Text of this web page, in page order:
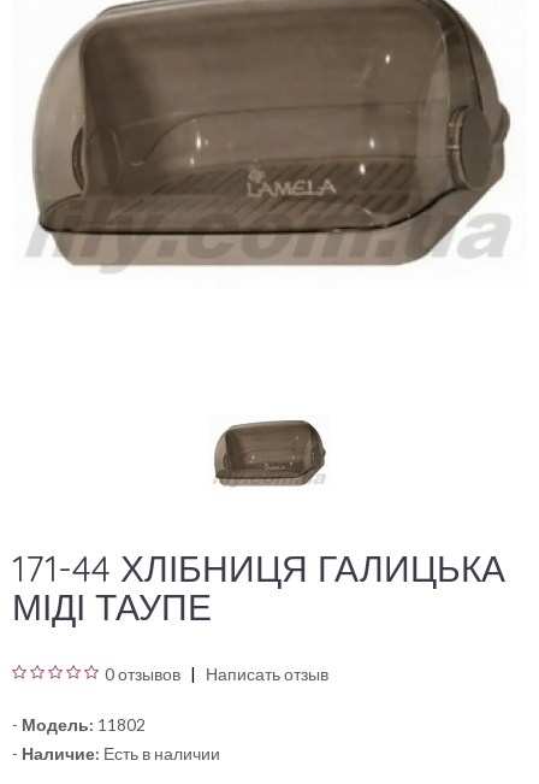
171-44 ХЛІБНИЦЯ ГАЛИЦЬКА
МІДІ ТАУПЕ
0 отзывов Написать отзыв
- Модель: 11802
- Наличие: Есть в наличии